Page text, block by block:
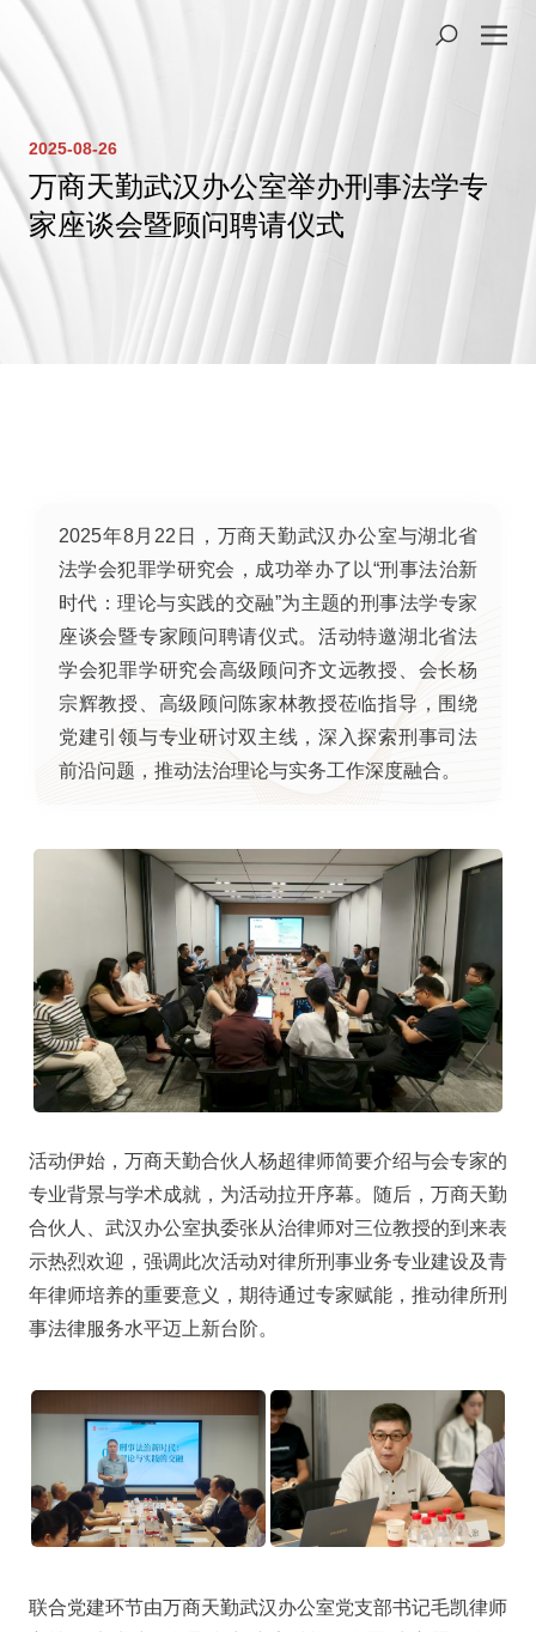
2025-08-26
万商天勤武汉办公室举办刑事法学专
家座谈会暨顾问聘请仪式
2025年8月22日，万商天勤武汉办公室与湖北省
法学会犯罪学研究会，成功举办了以“刑事法治新
时代：理论与实践的交融”为主题的刑事法学专家
座谈会暨专家顾问聘请仪式。活动特邀湖北省法
学会犯罪学研究会高级顾问齐文远教授、会长杨
宗辉教授、高级顾问陈家林教授莅临指导，围绕
党建引领与专业研讨双主线，深入探索刑事司法
前沿问题，推动法治理论与实务工作深度融合。
活动伊始，万商天勤合伙人杨超律师简要介绍与会专家的
专业背景与学术成就，为活动拉开序幕。随后，万商天勤
合伙人、武汉办公室执委张从治律师对三位教授的到来表
示热烈欢迎，强调此次活动对律所刑事业务专业建设及青
年律师培养的重要意义，期待通过专家赋能，推动律所刑
事法律服务水平迈上新台阶。
联合党建环节由万商天勤武汉办公室党支部书记毛凯律师